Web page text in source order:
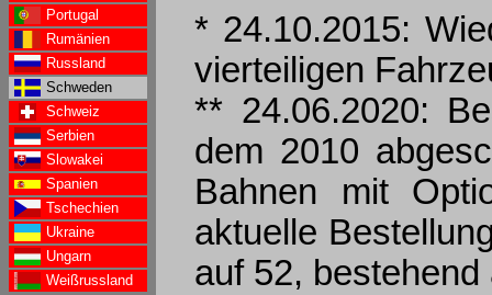
Portugal
Rumänien
Russland
Schweden
Schweiz
Serbien
Slowakei
Spanien
Tschechien
Ukraine
Ungarn
Weißrussland
* 24.10.2015:
vierteiligen
** 24.06.2020:
dem 2010
Bahnen mit
aktuelle
auf 52,